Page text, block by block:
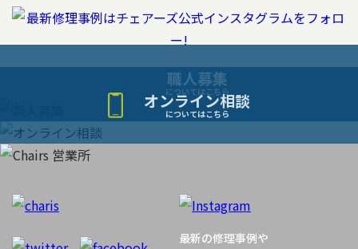
ゲ
ー
シ
ョ
ン
職人募集
についてはこちら
オンライン相談
についてはこちら
最新の修理事例や